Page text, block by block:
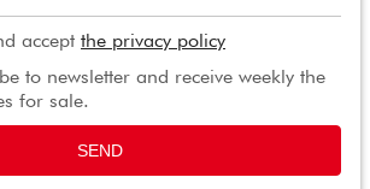
accept the privacy policy
to newsletter and receive weekly the
for sale.
SEND